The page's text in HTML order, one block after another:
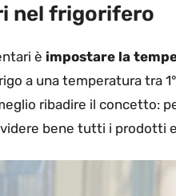
nel frigorifero
è impostare la
a una temperatura tra 1°
ribadire il concetto:
bene tutti i prodotti